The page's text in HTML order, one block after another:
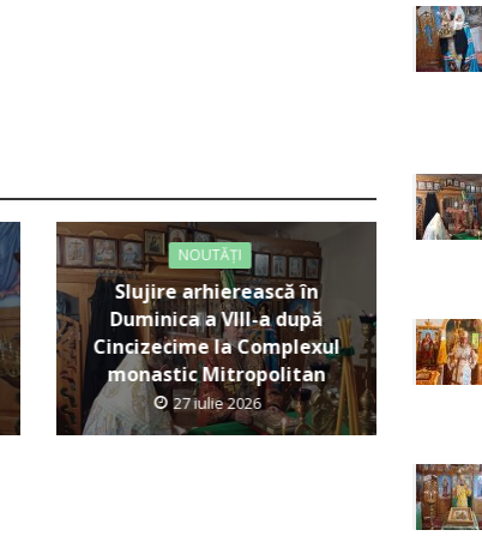
NOUTĂȚI
Slujire arhierească în
Duminica a VIII-a după
Cincizecime la Complexul
monastic Mitropolitan
27 iulie 2026